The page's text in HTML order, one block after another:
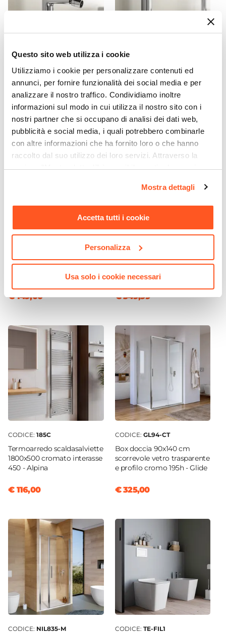
Questo sito web utilizza i cookie
Utilizziamo i cookie per personalizzare contenuti ed
annunci, per fornire funzionalità dei social media e per
analizzare il nostro traffico. Condividiamo inoltre
informazioni sul modo in cui utilizza il nostro sito con i
nostri partner che si occupano di analisi dei dati web,
pubblicità e social media, i quali potrebbero combinarle
con altre informazioni che ha fornito loro o che hanno
raccolto dal suo utilizzo dei loro servizi. Attraverso la
sezione "Mostra dettagli" è possibile gestire le proprie
momento. Per maggiori informazioni si invita a leggere la
nostraCookie Policy.
Mostra dettagli
Accetta tutti i cookie
Personalizza
Usa solo i cookie necessari
Rubinetteria
CODICE:TLA-MBC
Miscelatore bidet senza
scarico 14h cm cromo - Tila
€ 44,99
CODICE:
Miscelatore lavabo in ottone
cromo - Tila
€ 44,99
cm con top bianco opaco -
€ 149,00
scorrevole vetro trasparente
e profilo cromo 195h - Silent
€ 349,99
CODICE: 185C
Termoarredo scaldasalviette
1800x500 cromato interasse
450 - Alpina
€ 116,00
CODICE: GL94-CT
Box doccia 90x140 cm
scorrevole vetro trasparente
e profilo cromo 195h - Glide
€ 325,00
CODICE: NIL835-M CODICE: TE-FIL1